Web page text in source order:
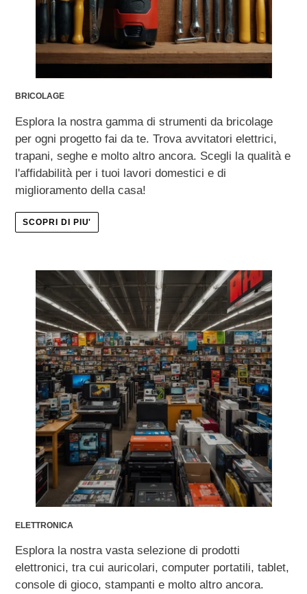
BRICOLAGE
Esplora la nostra gamma di strumenti da bricolage
per ogni progetto fai da te. Trova avvitatori elettrici,
trapani, seghe e molto altro ancora. Scegli la qualità e
l'affidabilità per i tuoi lavori domestici e di
miglioramento della casa!
SCOPRI DI PIU'
ELETTRONICA
Esplora la nostra vasta selezione di prodotti
elettronici, tra cui auricolari, computer portatili, tablet,
console di gioco, stampanti e molto altro ancora.